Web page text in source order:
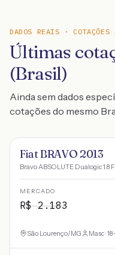
DADOS REAIS · COTAÇÕES
Últimas
(Brasil)
Ainda sem dados
cotações do mesmo
Fiat BRAVO 2013
Bravo ABSOLUTE Dualogic 1.8
MERCADO
R$2.183
São Lourenço/MG Masc ·